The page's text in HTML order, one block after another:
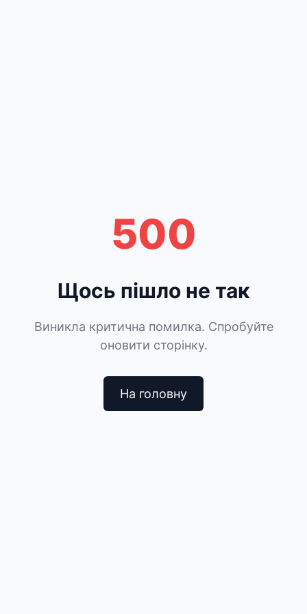
500
Щось пішло не так
Виникла критична помилка. Спробуйте
оновити сторінку.
На головну